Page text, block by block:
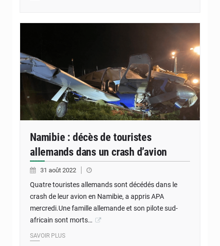
Namibie : décès de touristes
allemands dans un crash d’avion
31 août 2022
Quatre touristes allemands sont décédés dans le
crash de leur avion en Namibie, a appris APA
mercredi.Une famille allemande et son pilote sud-
africain sont morts…
SAVOIR PLUS